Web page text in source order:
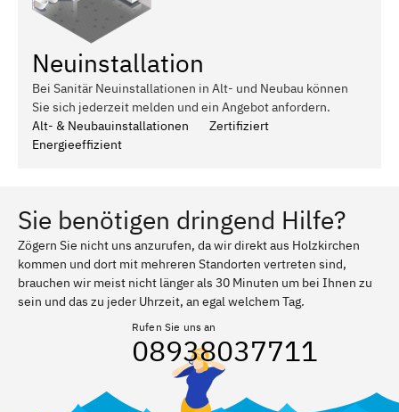
Neuinstallation
Bei Sanitär Neuinstallationen in Alt- und Neubau können
Sie sich jederzeit melden und ein Angebot anfordern.
Alt- & Neubauinstallationen
Zertifiziert
Energieeffizient
Sie benötigen dringend Hilfe?
Zögern Sie nicht uns anzurufen, da wir direkt aus Holzkirchen
kommen und dort mit mehreren Standorten vertreten sind,
brauchen wir meist nicht länger als 30 Minuten um bei Ihnen zu
sein und das zu jeder Uhrzeit, an egal welchem Tag.
Rufen Sie uns an
08938037711